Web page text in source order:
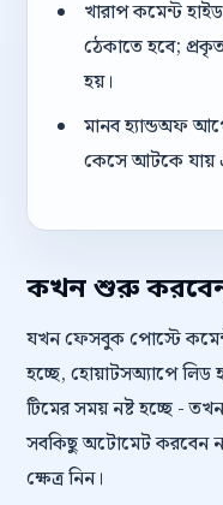
খারাপ কমেন্ট
ঠেকাতে হবে; প্রকৃত
হয়।
মানব হ্যান্ডঅফ
কেসে আটকে যায়
কখন শুরু
যখন ফেসবুক পোস্টে কমেন্ট
হচ্ছে, হোয়াটসঅ্যাপে লিড
টিমের সময় নষ্ট হচ্ছে -
সবকিছু অটোমেট করবেন
ক্ষেত্র নিন।